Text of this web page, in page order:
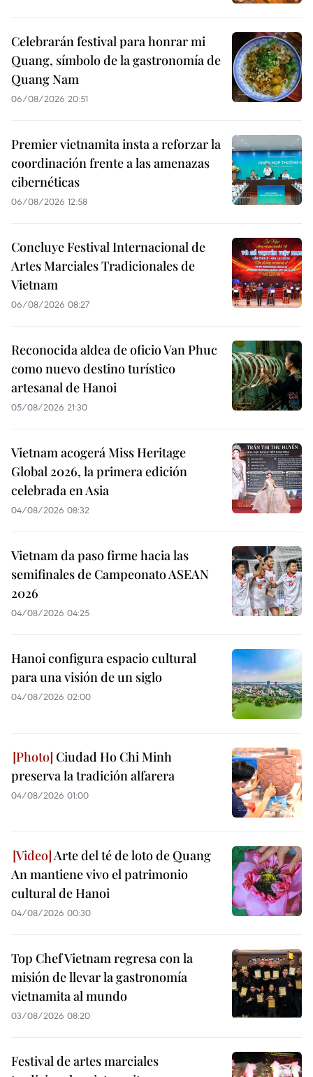
Celebrarán festival para honrar mi
Quang, símbolo de la gastronomía de
Quang Nam
06/08/2026 20:51
Premier vietnamita insta a reforzar la
coordinación frente a las amenazas
cibernéticas
06/08/2026 12:58
Concluye Festival Internacional de
Artes Marciales Tradicionales de
Vietnam
06/08/2026 08:27
Reconocida aldea de oficio Van Phuc
como nuevo destino turístico
artesanal de Hanoi
05/08/2026 21:30
Vietnam acogerá Miss Heritage
Global 2026, la primera edición
celebrada en Asia
04/08/2026 08:32
Vietnam da paso firme hacia las
semifinales de Campeonato ASEAN
2026
04/08/2026 04:25
Hanoi configura espacio cultural
para una visión de un siglo
04/08/2026 02:00
Ciudad Ho Chi Minh
preserva la tradición alfarera
04/08/2026 01:00
Arte del té de loto de Quang
An mantiene vivo el patrimonio
cultural de Hanoi
04/08/2026 00:30
Top Chef Vietnam regresa con la
misión de llevar la gastronomía
vietnamita al mundo
03/08/2026 08:20
Festival de artes marciales